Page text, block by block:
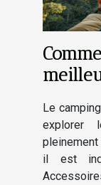
en
Le
explorer
il est